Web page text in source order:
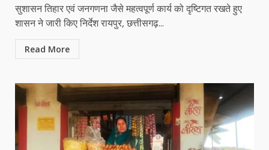
सुशासन तिहार एवं जनगणना जैसे महत्वपूर्ण कार्य को दृष्टिगत रखते हुए
शासन ने जारी किए निर्देश रायपुर, छत्तीसगढ़...
Read More